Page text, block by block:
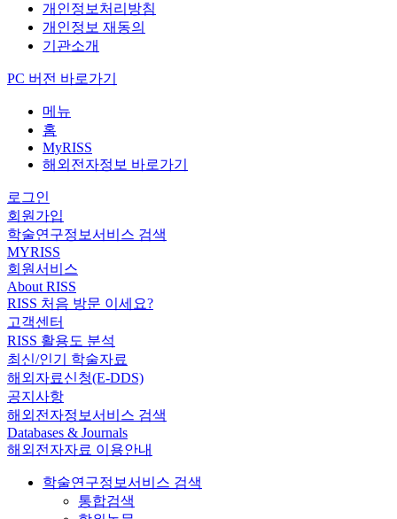
개인정보처리방침
개인정보 재동의
기관소개
PC 버전 바로가기
메뉴
홈
MyRISS
해외전자정보 바로가기
로그인
회원가입
학술연구정보서비스 검색
MYRISS
회원서비스
About RISS
RISS 처음 방문 이세요?
고객센터
RISS 활용도 분석
최신/인기 학술자료
해외자료신청(E-DDS)
공지사항
해외전자정보서비스 검색
Databases & Journals
해외전자자료 이용안내
학술연구정보서비스 검색
통합검색